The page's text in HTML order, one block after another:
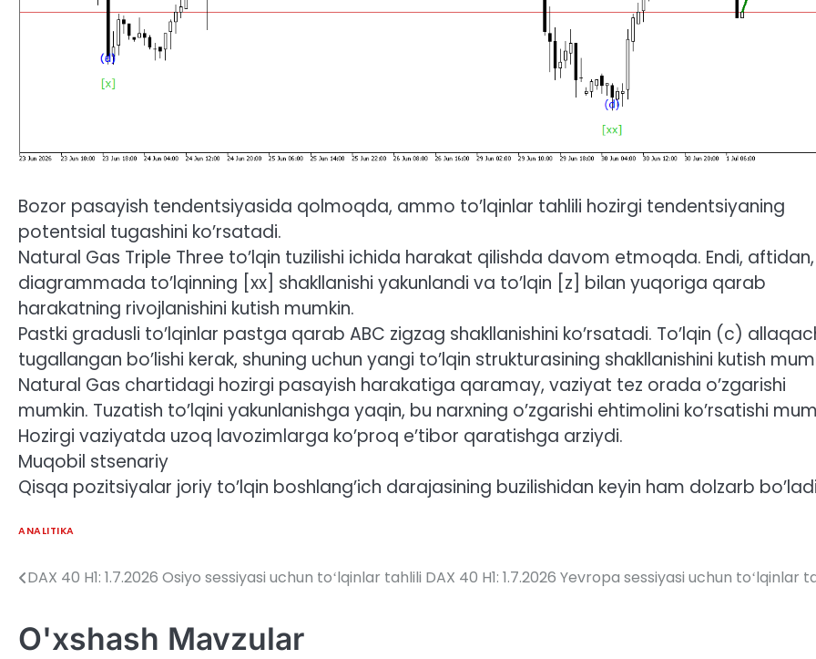
Bozor pasayish tendentsiyasida qolmoqda, ammo to’lqinlar tahlili hozirgi tendentsiyaning
potentsial tugashini ko’rsatadi.
Natural Gas Triple Three to’lqin tuzilishi ichida harakat qilishda davom etmoqda. Endi, aftidan,
diagrammada to’lqinning [xx] shakllanishi yakunlandi va to’lqin [z] bilan yuqoriga qarab
harakatning rivojlanishini kutish mumkin.
Pastki gradusli to’lqinlar pastga qarab ABC zigzag shakllanishini ko’rsatadi. To’lqin (c)
tugallangan bo’lishi kerak, shuning uchun yangi to’lqin strukturasining shakllanishini kutish
Natural Gas chartidagi hozirgi pasayish harakatiga qaramay, vaziyat tez orada o’zgarishi
mumkin. Tuzatish to’lqini yakunlanishga yaqin, bu narxning o’zgarishi ehtimolini ko’rsatishi
Hozirgi vaziyatda uzoq lavozimlarga ko’proq e’tibor qaratishga arziydi.
Muqobil stsenariy
Qisqa pozitsiyalar joriy to’lqin boshlang’ich darajasining buzilishidan keyin ham dolzarb bo’ladi
ANALITIKA
Post
DAX 40 H1: 1.7.2026 Osiyo sessiyasi uchun toʻlqinlar tahlili DAX 40 H1: 1.7.2026 Yevropa sessiyasi uchun toʻlqinlar
O'xshash Mavzular